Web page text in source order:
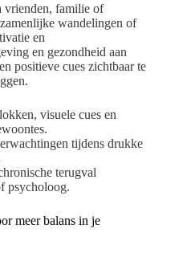
vrienden, familie of
wandelingen of
en
en gezondheid aan
positieve cues zichtbaar te
visuele cues en
tijdens drukke
terugval
psycholoog.
meer balans in je